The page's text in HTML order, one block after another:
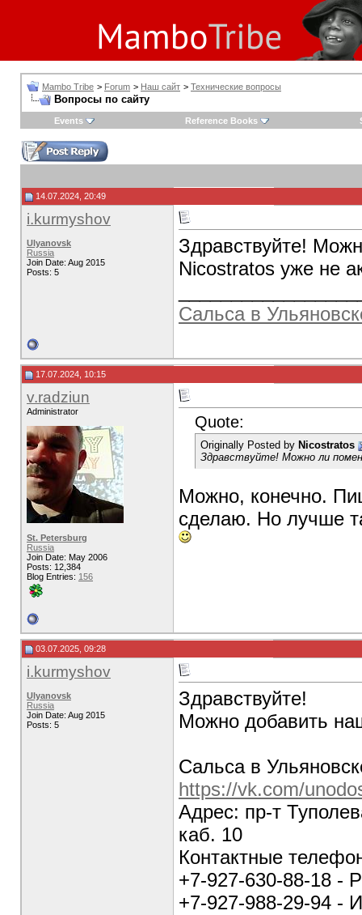
Mambo Tribe > Forum > Наш сайт > Технические вопросы
Вопросы по сайту
Events Reference Books
14.07.2024, 20:49
i.kurmyshov
Ulyanovsk
Russia
Join Date: Aug 2015
Posts: 5
Здравствуйте!
Nicostratos уже не
Сальса в
17.07.2024, 10:15
v.radziun
Administrator
St. Petersburg
Russia
Join Date: May 2006
Posts: 12,384
Blog Entries: 156
Quote:
Originally Posted by Nicostratos
Здравствуйте! Можно ли
Можно, конечно.
сделаю. Но лучше
03.07.2025, 09:28
i.kurmyshov
Ulyanovsk
Russia
Join Date: Aug 2015
Posts: 5
Здравствуйте!
Можно добавить
Сальса в
https://vk.com/
Адрес: пр-т
каб. 10
Контактные
+7-927-630-88-18 -
+7-927-988-29-94 -